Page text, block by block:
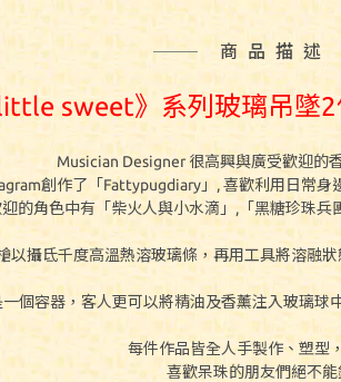
商品描述
sweet》系列玻璃吊墜
Musician Designer 很高興與廣受歡迎的
創作了「Fattypugdiary」, 喜歡利用日常身
迎的角色中有「柴火人與小水滴」,「黑糖珍珠
以攝氐千度高溫熱溶玻璃條，再用工具將溶融
個容器，客人更可以將精油及香薰注入玻璃球
每件作品皆全人手製作、塑型
喜歡呆珠的朋友們絕不能